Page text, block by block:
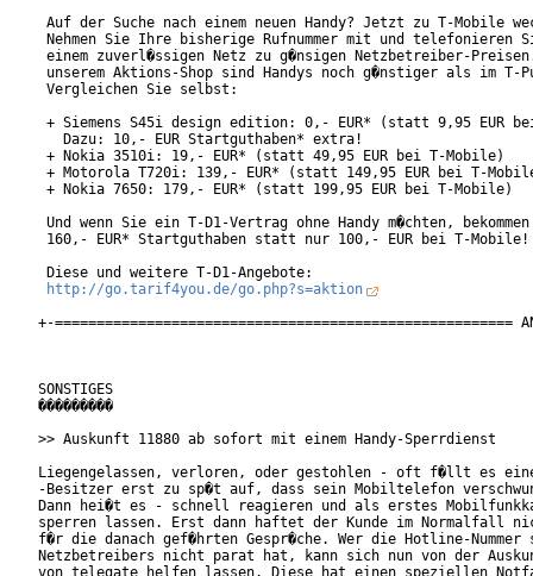
Auf der Suche nach einem neuen Handy? Jetzt zu T-Mobile
Nehmen Sie Ihre bisherige Rufnummer mit und telefonieren
einem zuverl�ssigen Netz zu g�nsigen Netzbetreiber-
unserem Aktions-Shop sind Handys noch g�nstiger als im T-
Vergleichen Sie selbst:
+ Siemens S45i design edition: 0,- EUR* (statt 9,95 EUR
   Dazu: 10,- EUR Startguthaben* extra!
+ Nokia 3510i: 19,- EUR* (statt 49,95 EUR bei T-Mobile)
+ Motorola T720i: 139,- EUR* (statt 149,95 EUR bei T-
+ Nokia 7650: 179,- EUR* (statt 199,95 EUR bei T-Mobile)
Und wenn Sie ein T-D1-Vertrag ohne Handy m�chten,
160,- EUR* Startguthaben statt nur 100,- EUR bei T-Mobile!
Diese und weitere T-D1-Angebote:
http://go.tarif4you.de/go.php?s=aktion
+-=======================================================
SONSTIGES
���������
>> Auskunft 11880 ab sofort mit einem Handy-Sperrdienst
Liegengelassen, verloren, oder gestohlen - oft f�llt es
-Besitzer erst zu sp�t auf, dass sein Mobiltelefon
Dann hei�t es - schnell reagieren und als erstes
sperren lassen. Erst dann haftet der Kunde im Normalfall
f�r die danach gef�hrten Gespr�che. Wer die Hotline-Nummer
Netzbetreibers nicht parat hat, kann sich nun von der
von telegate helfen lassen. Diese hat einen speziellen